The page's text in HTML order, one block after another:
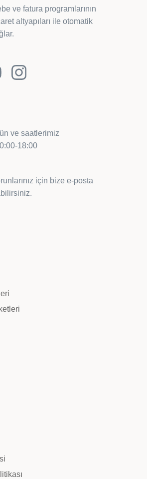
ve fatura programlarının
altyapıları ile otomatik
Instagram
ve saatlerimiz
18:00
için bize e-posta